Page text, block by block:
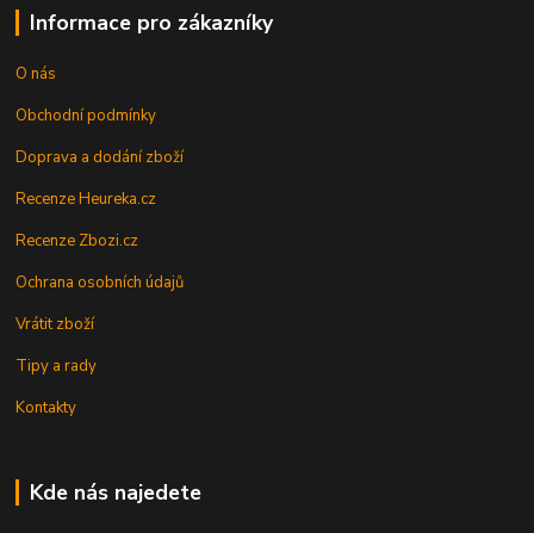
Informace pro zákazníky
O nás
Obchodní podmínky
Doprava a dodání zboží
Recenze Heureka.cz
Recenze Zbozi.cz
Ochrana osobních údajů
Vrátit zboží
Tipy a rady
Kontakty
Kde nás najedete